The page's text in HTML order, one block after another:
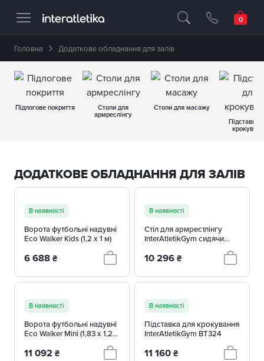
Професійне спортивне обладнання
Головна Додаткове обладнання для залів
Підлогове покриття Столи для
армреслінгу
Столи для масажу
Підставки
ДОДАТКОВЕ ОБЛАДНАННЯ ДЛЯ ЗАЛІВ
В наявності
Ворота футбольні надувні
Eco Walker Kids (1,2 x 1 м)
6 688 ₴
В наявності
Стіл для армрестлінгу
InterAtletikGym сидячи
10 296 ₴
В наявності
Ворота футбольні надувні
Eco Walker Mini (1,83 x 1,22
11 092 ₴
В наявності
Підставка для крокування
InterAtletikGym BT324
11 160 ₴